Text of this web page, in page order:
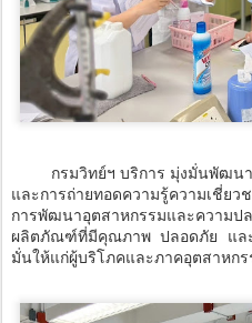
กรมวิทย์ฯ บริการ มุ่งมั่นพัฒนา
และการถ่ายทอดความรู้ความเชี่ย
การพัฒนาอุตสาหกรรมและควา
ผลิตภัณฑ์ที่มีคุณภาพ ปลอดภัย และ
มั่นให้แก่ผู้บริโภคและภาคอุตสาหกร